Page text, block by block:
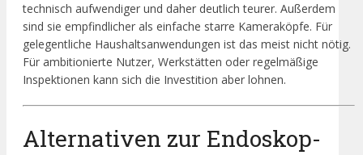
technisch aufwendiger und daher deutlich teurer. Außerdem
sind sie empfindlicher als einfache starre Kameraköpfe. Für
gelegentliche Haushaltsanwendungen ist das meist nicht nötig.
Für ambitionierte Nutzer, Werkstätten oder regelmäßige
Inspektionen kann sich die Investition aber lohnen.
Alternativen zur Endoskop-